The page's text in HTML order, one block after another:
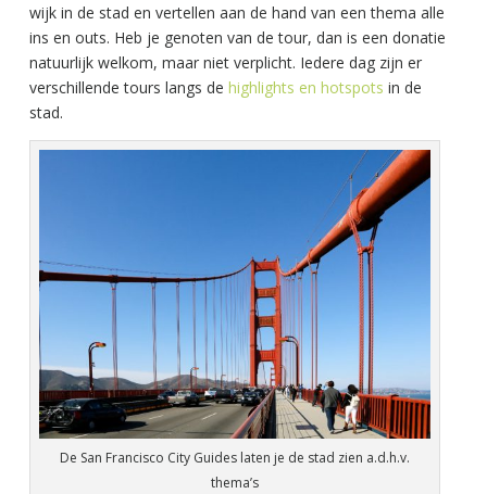
wijk in de stad en vertellen aan de hand van een thema alle
ins en outs. Heb je genoten van de tour, dan is een donatie
natuurlijk welkom, maar niet verplicht. Iedere dag zijn er
verschillende tours langs de highlights en hotspots in de
stad.
De San Francisco City Guides laten je de stad zien a.d.h.v.
thema’s